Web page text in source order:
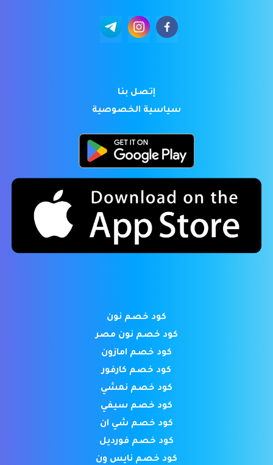
إتصل بنا
سياسية الخصوصية
كود خصم نون
كود خصم نون مصر
كود خصم امازون
كود خصم كارفور
كود خصم نمشي
كود خصم سيفي
كود خصم شي ان
كود خصم فورديل
كود خصم نايس ون